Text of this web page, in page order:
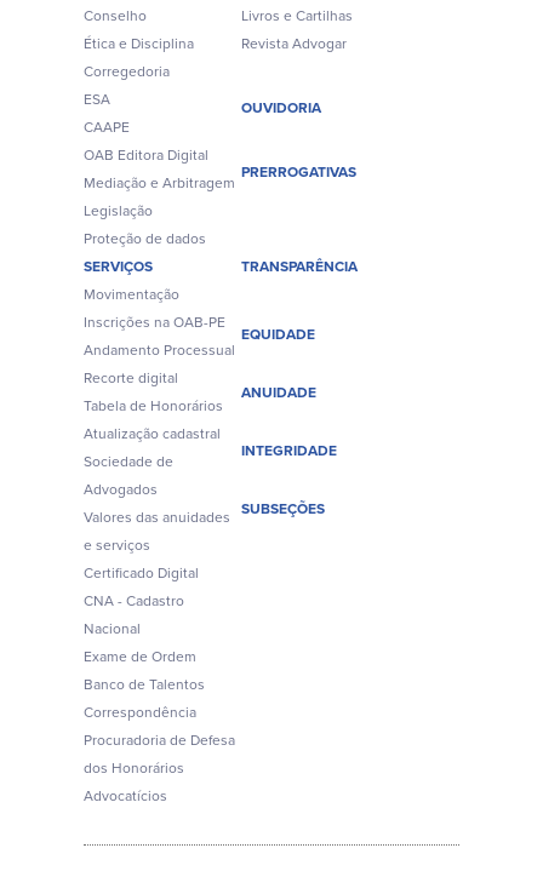
Conselho
Ética e Disciplina
Corregedoria
ESA
CAAPE
OAB Editora Digital
Mediação e Arbitragem
Legislação
Proteção de dados
Livros e Cartilhas
Revista Advogar
OUVIDORIA
PRERROGATIVAS
SERVIÇOS
Movimentação
Inscrições na OAB-PE
Andamento Processual
Recorte digital
Tabela de Honorários
Atualização cadastral
Sociedade de
Advogados
Valores das anuidades
e serviços
Certificado Digital
CNA - Cadastro
Nacional
Exame de Ordem
Banco de Talentos
Correspondência
Procuradoria de Defesa
dos Honorários
Advocatícios
TRANSPARÊNCIA
EQUIDADE
ANUIDADE
INTEGRIDADE
SUBSEÇÕES